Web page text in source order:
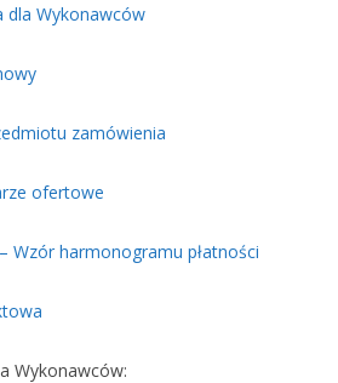
dla Wykonawców
zamówienia
ofertowe
Wzór harmonogramu płatności
Wykonawców: